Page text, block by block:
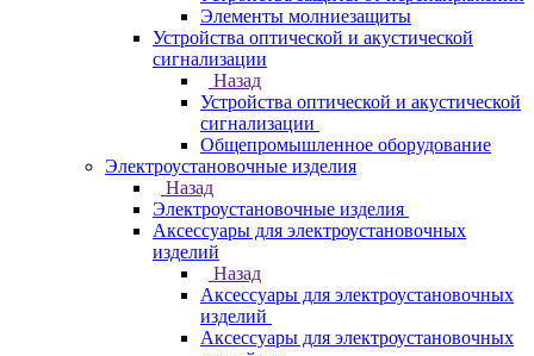
Элементы молниезащиты
Устройства оптической и акустической
сигнализации
Назад
Устройства оптической и акустической
сигнализации
Общепромышленное оборудование
Электроустановочные изделия
Назад
Электроустановочные изделия
Аксессуары для электроустановочных
изделий
Назад
Аксессуары для электроустановочных
изделий
Аксессуары для электроустановочных